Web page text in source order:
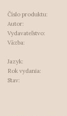
Číslo produktu:
Autor:
Vydavateľstvo:
Väzba:
Jazyk:
Rok vydania:
Stav: